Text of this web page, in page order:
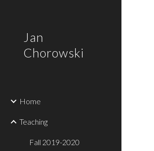
Jan
Chorowski
Home
Teaching
Fall 2019-2020